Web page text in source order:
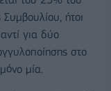
ήτοι
για δύο
στο
μία.